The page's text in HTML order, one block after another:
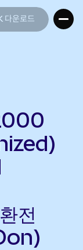
다운로드
전